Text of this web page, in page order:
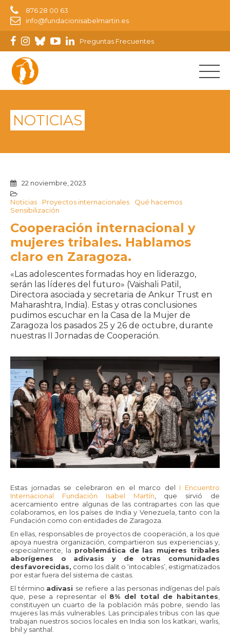
876 28 00 63
info@fundacionisabelmartin.es
Preguntas Frecuentes
NOTICIAS
22 noviembre, 2023
Noticias Proyectos internacionales
Qué hacemos
Sensibilización
Cooperación internacional y
mujeres tribales. Hablamos
claro en Zaragoza.
«Las adolescentes formadas hoy en liderazgo,
serán las líderes del futuro» (Vaishali Patil,
Directora asociada y secretaria de Ankur Trust en
Maharashtra, India). Estas y otras conclusiones
pudimos escuchar en la Casa de la Mujer de
Zaragoza los pasados 25 y 26 de octubre, durante
nuestras II Jornadas de Cooperación.
Estas jornadas se celebraron en el marco del I Encuentro
Internacional Fundación Isabel Martín, que sirvió de
acercamiento entre algunas de las contrapartes con las que
colaboramos, en los países de India y Venezuela, tanto con la
Fundación como con entidades de Zaragoza.
En ellas, responsables de proyectos de cooperación, a los que
apoya nuestra organización, compartieron sus experiencias y,
especialmente, la problemática de las mujeres tribales
aborígenes o adivasis y de otras comunidades
desfavorecidas, como los dalit o ‘intocables’, estigmatizados
por estar fuera del sistema de castas.
El término adivasi se refiere a las personas indígenas del país
que, pese a representar el 8% del total de habitantes,
constituyen un cuarto de la población más pobre, siendo las
mujeres las más vulnerables. Las principales tribus con las que
trabajan nuestros socios locales en India son los katkari, warlis,
bhil y santhal.